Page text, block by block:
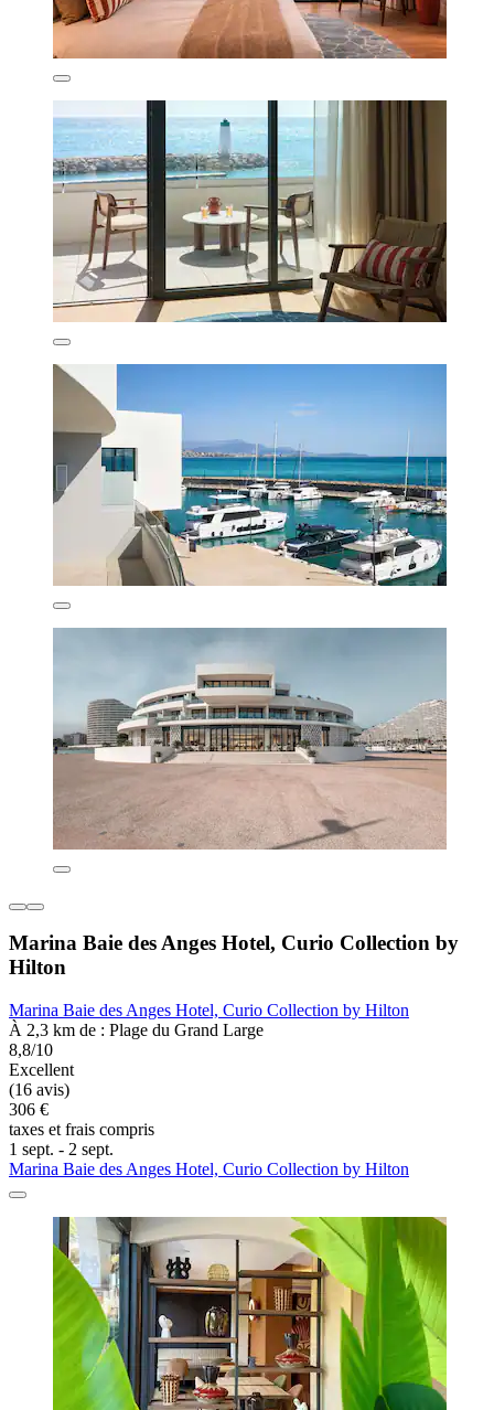
Marina Baie des Anges Hotel, Curio Collection by
Hilton
Marina Baie des Anges Hotel, Curio Collection by Hilton
À 2,3 km de : Plage du Grand Large
8,8/10
Excellent
(16 avis)
306 €
taxes et frais compris
1 sept. - 2 sept.
Marina Baie des Anges Hotel, Curio Collection by Hilton